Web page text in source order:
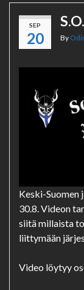
SEP
20 By
Keski-Suomen
30.8. Videon
siitä millaista
liittymään
Video löytyy